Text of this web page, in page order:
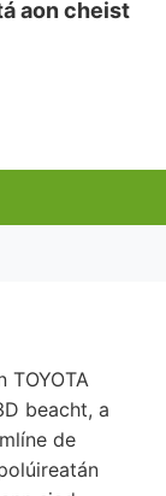
aon cheist
beacht, a
de